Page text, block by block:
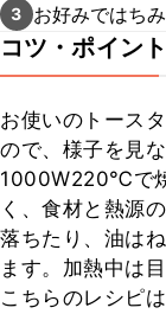
3 お好みではち
コツ・ポイント
お使いのトース
ので、様子を見
1000W220℃で
く、食材と熱源
落ちたり、油は
ます。加熱中は
こちらのレシピ